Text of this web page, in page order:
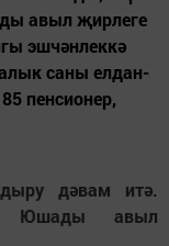
авыл җирлеге
эшчәнлеккә
саны елдан-
пенсионер,
дәвам итә.
Юшады авыл